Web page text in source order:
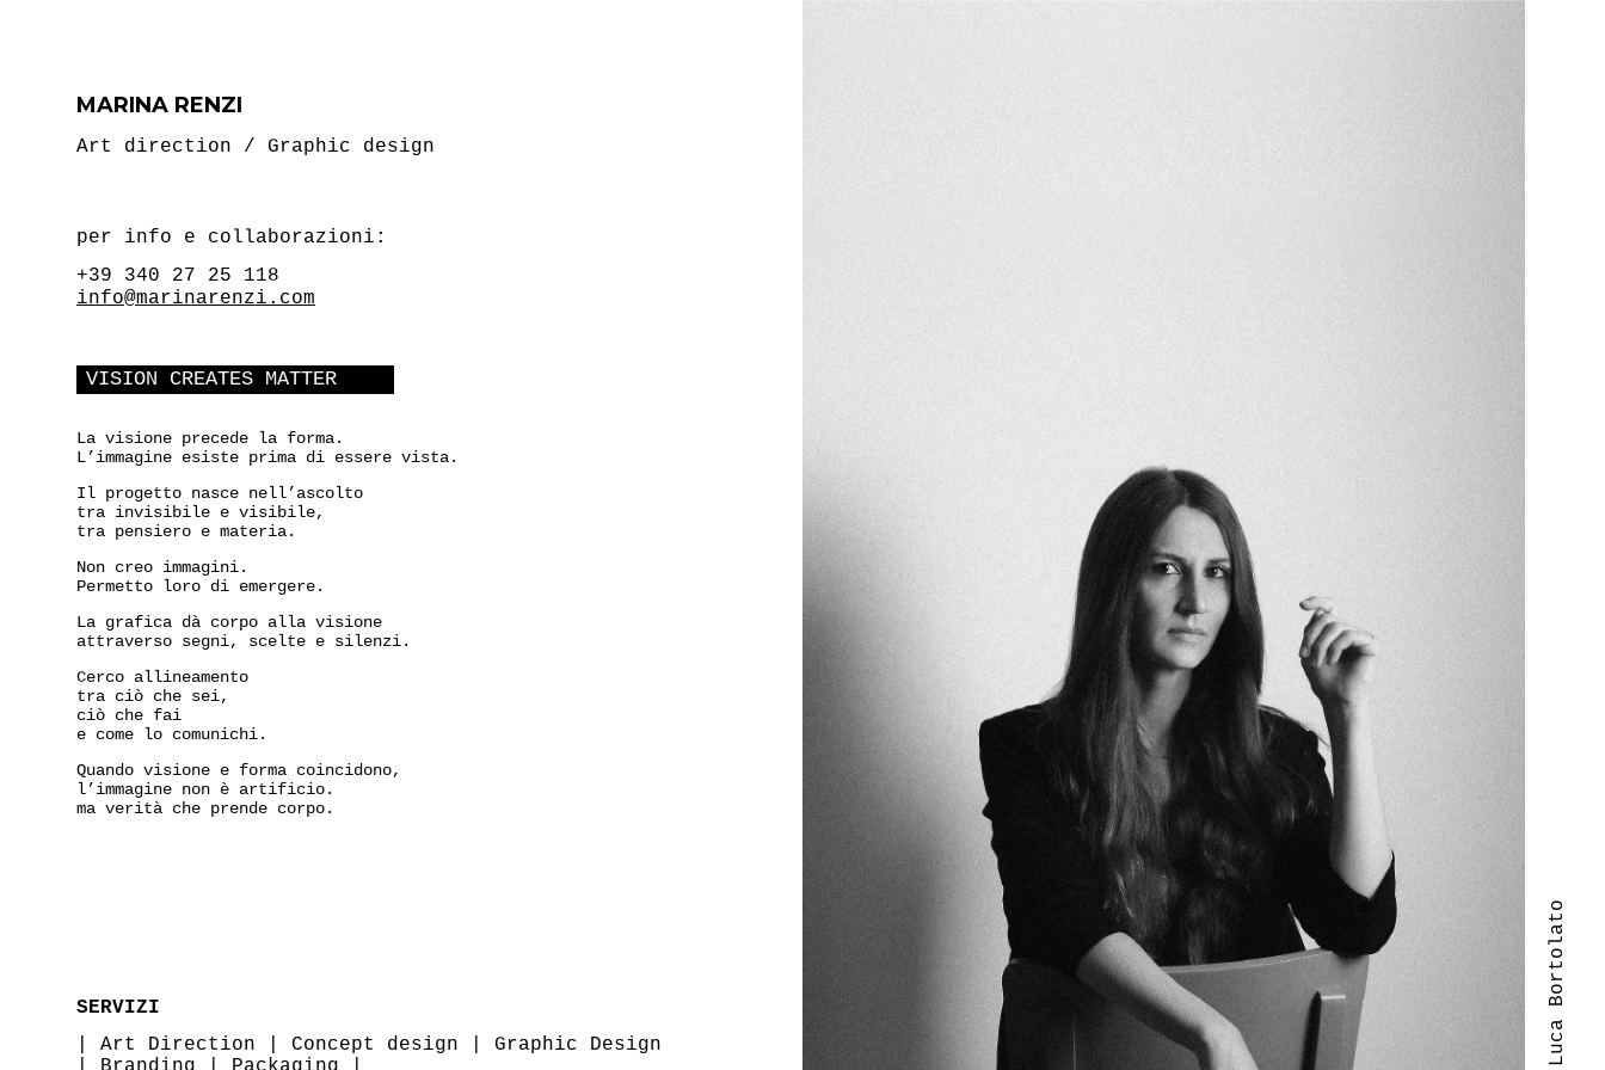
MARINA RENZI
Art direction / Graphic design
per info e collaborazioni:
+39 340 27 25 118
info@marinarenzi.com
VISION CREATES MATTER
La visione precede la forma.
L’immagine esiste prima di essere vista.
Il progetto nasce nell’ascolto
tra invisibile e visibile,
tra pensiero e materia.
Non creo immagini.
Permetto loro di emergere.
La grafica dà corpo alla visione
attraverso segni, scelte e silenzi.
Cerco allineamento
tra ciò che sei,
ciò che fai
e come lo comunichi.
Quando visione e forma coincidono,
l’immagine non è artificio.
ma verità che prende corpo.
SERVIZI
Art Direction Concept design
Graphic Design
| Luca Bortolato